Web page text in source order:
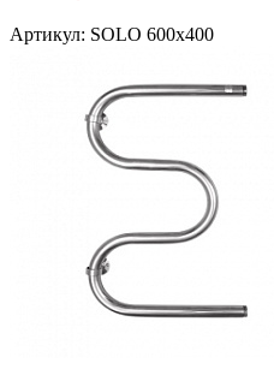
Артикул: SOLO 600x400